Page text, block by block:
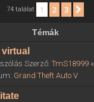
74 találat 1 2 3
Témák
Szerző: TmS18999«
Grand Theft Auto V